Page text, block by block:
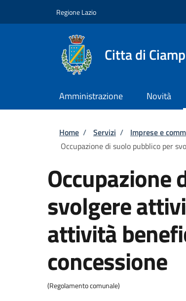
Regione Lazio
Citta di
Amministrazione Novità
Briciole di
Home / Servizi / Imprese e
Occupazione di suolo pubblico per
Occupazione
svolgere
attività
concessione
(Regolamento comunale)